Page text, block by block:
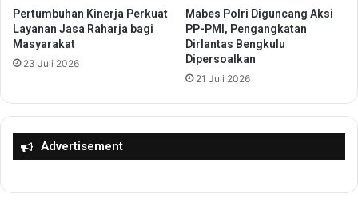
S
a
n
k
K
a
a
e
n
c
a
D
n
Pertumbuhan Kinerja Perkuat
Layanan Jasa Raharja bagi
Masyarakat
23 Juli 2026
Mabes Polri Diguncang Aksi
PP-PMI, Pengangkatan
Dirlantas Bengkulu
Dipersoalkan
21 Juli 2026
Advertisement